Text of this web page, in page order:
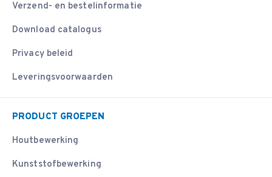
Verzend- en bestelinformatie
Download catalogus
Privacy beleid
Leveringsvoorwaarden
PRODUCT GROEPEN
Houtbewerking
Kunststofbewerking